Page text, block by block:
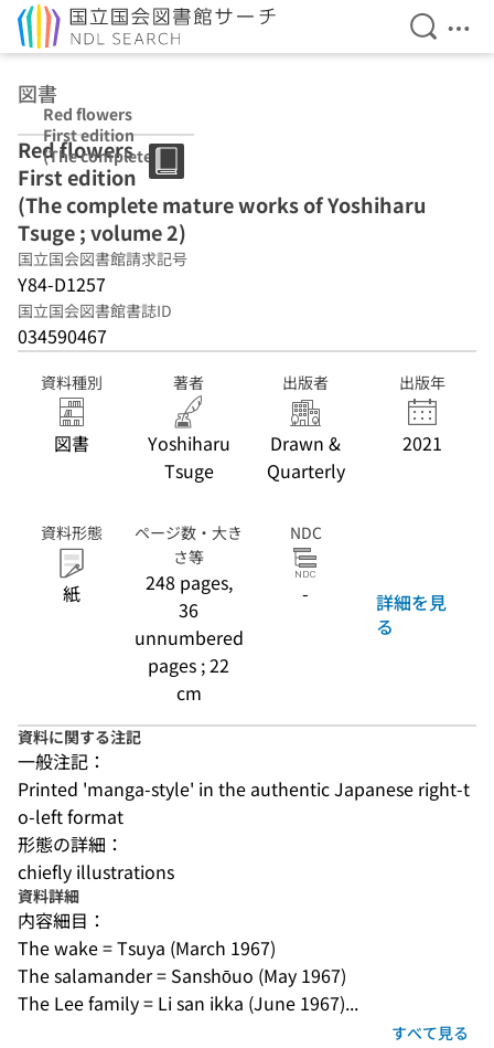
検索を
メ
図書
Red flowers
First edition
(The complete
mature works of
Yoshiharu Tsuge
; volume 2)
Red flowers
First edition
(The complete mature works of Yoshiharu
Tsuge ; volume 2)
国立国会図書館請求記号
Y84-D1257
国立国会図書館書誌ID
034590467
資料種別
図書
著者
Yoshiharu
Tsuge
出版者
Drawn &
Quarterly
出版年
2021
資料形態
紙
ページ数・大き
さ等
248 pages,
36
unnumbered
pages ; 22
cm
NDC
-
詳細を見
る
資料に関する注記
一般注記：
Printed 'manga-style' in the authentic Japanese right-t
o-left format
形態の詳細：
chiefly illustrations
資料詳細
内容細目：
The wake = Tsuya (March 1967)
The salamander = Sanshōuo (May 1967)
The Lee family = Li san ikka (June 1967)...
すべて見る